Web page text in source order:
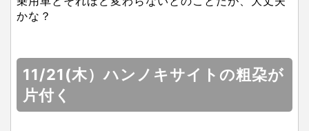
かな？
11/21(木）ハンノキサイトの粗朶が
片付く